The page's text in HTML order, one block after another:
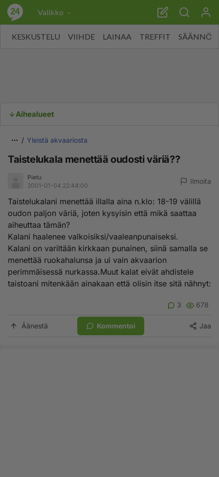
Valikko
KESKUSTELU VIIHDE LAINAA TREFFIT SÄÄNNÖT
Aihealueet
Yleistä akvaariosta
Taistelukala menettää oudosti väriä??
Pietu
2001-01-04 22:44:00
Ilmoita
Taistelukalani menettää illalla aina n.klo: 18-19 välillä
oudon paljon väriä, joten kysyisin että mikä saattaa
aiheuttaa tämän?
Kalani haalenee valkoisiksi/vaaleanpunaiseksi.
Kalani on variltään kirkkaan punainen, siinä samalla se
menettää ruokahalunsa ja ui vain akvaarion
perimmäisessä nurkassa.Muut kalat eivät ahdistele
taistoani mitenkään ainakaan että olisin itse sitä nähnyt:
3 678
Äänestä Kommentoi Jaa